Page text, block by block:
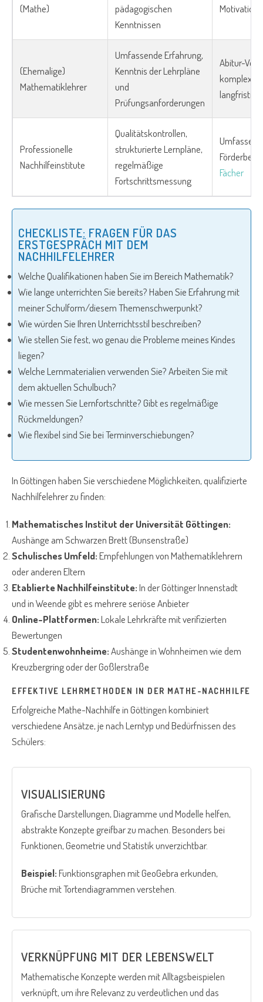
(Mathe)
pädagogischen
Kenntnissen
(Ehemalige)
Mathematiklehrer
Umfassende Erfahrung,
Kenntnis der Lehrpläne
und
Prüfungsanforderungen
Abitur-
komplexe
Professionelle
Nachhilfeinstitute
Qualitätskontrollen,
strukturierte Lernpläne,
regelmäßige
Fortschrittsmessung
Fächer
CHECKLISTE: FRAGEN FÜR DAS
ERSTGESPRÄCH MIT DEM
NACHHILFELEHRER
Welche Qualifikationen haben Sie im Bereich Mathematik?
Wie lange unterrichten Sie bereits? Haben Sie Erfahrung mit
meiner Schulform/diesem Themenschwerpunkt?
Wie würden Sie Ihren Unterrichtsstil beschreiben?
Wie stellen Sie fest, wo genau die Probleme meines Kindes
liegen?
Welche Lernmaterialien verwenden Sie? Arbeiten Sie mit
dem aktuellen Schulbuch?
Wie messen Sie Lernfortschritte? Gibt es regelmäßige
Rückmeldungen?
Wie flexibel sind Sie bei Terminverschiebungen?
In Göttingen haben Sie verschiedene Möglichkeiten, qualifizierte
Nachhilfelehrer zu finden:
Mathematisches Institut der Universität Göttingen:
Aushänge am Schwarzen Brett (Bunsenstraße)
Schulisches Umfeld:Empfehlungen von Mathematiklehrern
oder anderen Eltern
Etablierte Nachhilfeinstitute:In der Göttinger Innenstadt
und in Weende gibt es mehrere seriöse Anbieter
Online-Plattformen:Lokale Lehrkräfte mit verifizierten
Bewertungen
Studentenwohnheime:Aushänge in Wohnheimen wie dem
Kreuzbergring oder der Goßlerstraße
EFFEKTIVE LEHRMETHODEN IN DER MATHE-NACHHILFE
Erfolgreiche Mathe-Nachhilfe in Göttingen kombiniert
verschiedene Ansätze, je nach Lerntyp und Bedürfnissen des
Schülers:
VISUALISIERUNG
Grafische Darstellungen, Diagramme und Modelle helfen,
abstrakte Konzepte greifbar zu machen. Besonders bei
Funktionen, Geometrie und Statistik unverzichtbar.
Beispiel:Funktionsgraphen mit GeoGebra erkunden,
Brüche mit Tortendiagrammen verstehen.
VERKNÜPFUNG MIT DER LEBENSWELT
Mathematische Konzepte werden mit Alltagsbeispielen
verknüpft, um ihre Relevanz zu verdeutlichen und das